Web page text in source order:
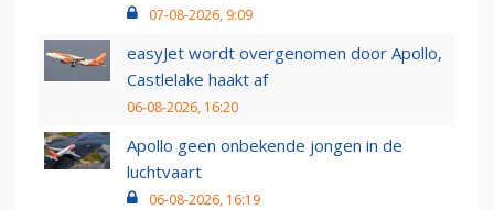
07-08-2026, 9:09
easyJet wordt overgenomen door Apollo,
Castlelake haakt af
06-08-2026, 16:20
Apollo geen onbekende jongen in de
luchtvaart
06-08-2026, 16:19